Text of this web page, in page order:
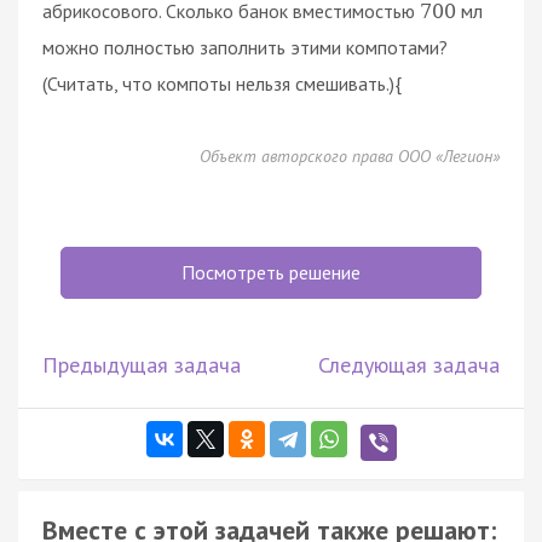
абрикосового. Сколько банок вместимостью 700 мл
можно полностью заполнить этими компотами?
(Считать, что компоты нельзя смешивать.){
Объект авторского права ООО «Легион»
Посмотреть решение
Предыдущая задача Следующая задача
Вместе с этой задачей также решают: